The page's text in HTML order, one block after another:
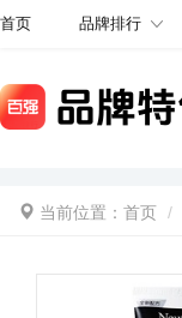
首页 品牌排行
当前位置： 首页